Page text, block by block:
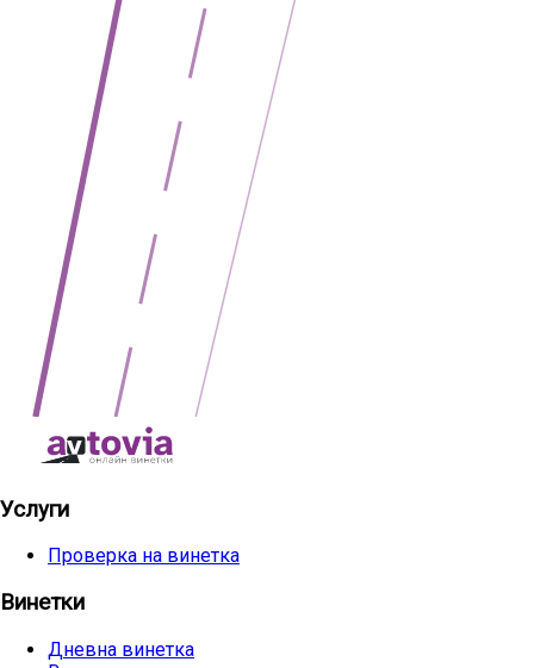
Услуги
Проверка на винетка
Винетки
Дневна винетка